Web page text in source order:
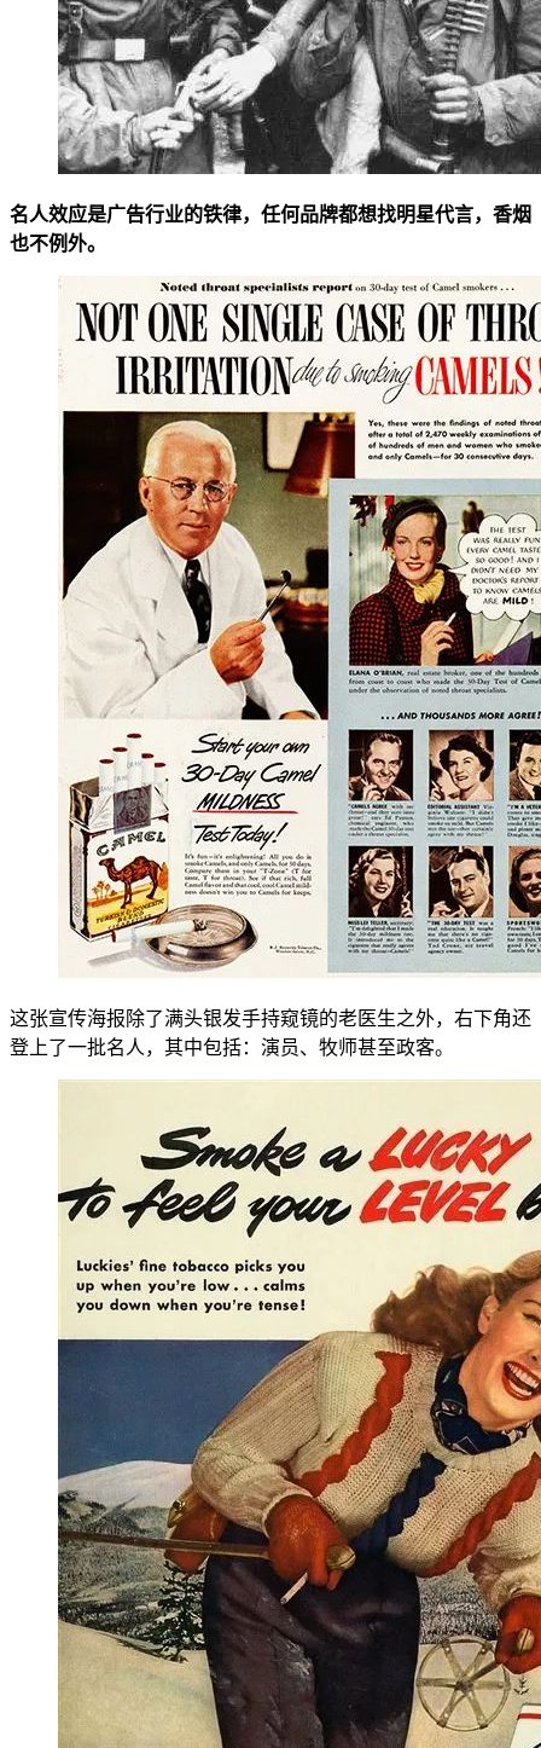
名人效应是广告行业的铁律，任何品牌都想找明星代言，香烟
也不例外。
这张宣传海报除了满头银发手持窥镜的老医生之外，右下角还
登上了一批名人，其中包括：演员、牧师甚至政客。